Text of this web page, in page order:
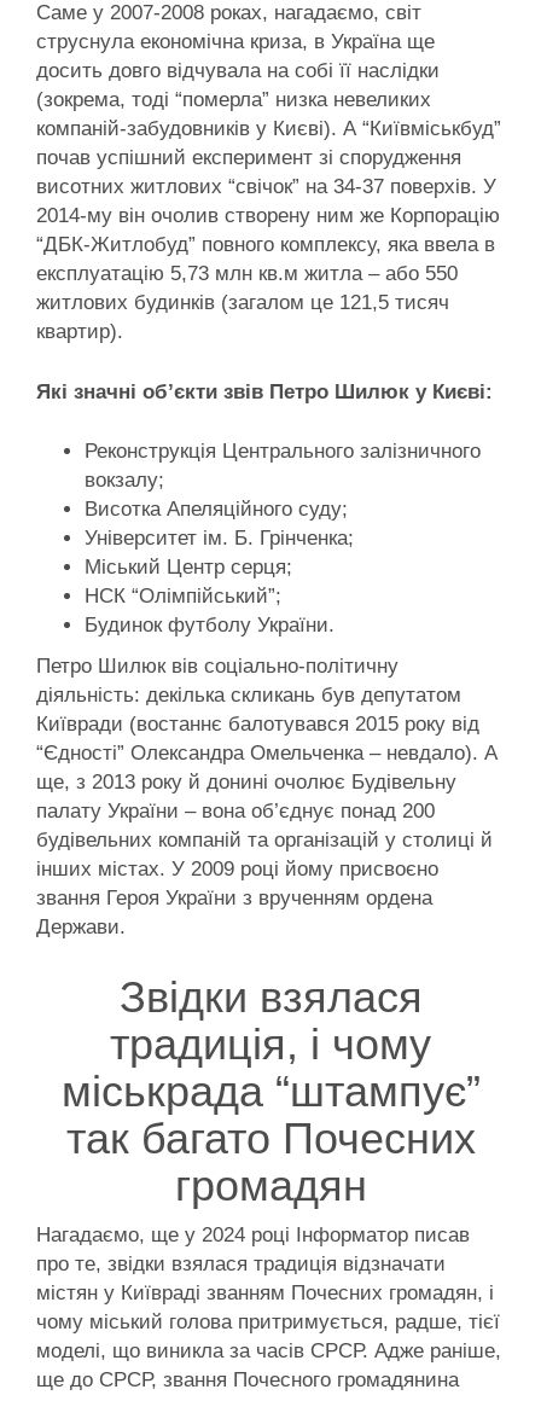
Саме у 2007-2008 роках, нагадаємо, світ
струснула економічна криза, в Україна ще
досить довго відчувала на собі її наслідки
(зокрема, тоді “померла” низка невеликих
компаній-забудовників у Києві). А “Київміськбуд”
почав успішний експеримент зі спорудження
висотних житлових “свічок” на 34-37 поверхів. У
2014-му він очолив створену ним же Корпорацію
“ДБК-Житлобуд” повного комплексу, яка ввела в
експлуатацію 5,73 млн кв.м житла – або 550
житлових будинків (загалом це 121,5 тисяч
квартир).
Які значні об’єкти звів Петро Шилюк у Києві:
Реконструкція Центрального залізничного
вокзалу;
Висотка Апеляційного суду;
Університет ім. Б. Грінченка;
Міський Центр серця;
НСК “Олімпійський”;
Будинок футболу України.
Петро Шилюк вів соціально-політичну
діяльність: декілька скликань був депутатом
Київради (востаннє балотувався 2015 року від
“Єдності” Олександра Омельченка – невдало). А
ще, з 2013 року й донині очолює Будівельну
палату України – вона об’єднує понад 200
будівельних компаній та організацій у столиці й
інших містах. У 2009 році йому присвоєно
звання Героя України з врученням ордена
Держави.
Звідки взялася
традиція, і чому
міськрада “штампує”
так багато Почесних
громадян
Нагадаємо, ще у 2024 році Інформатор писав
про те, звідки взялася традиція відзначати
містян у Київраді званням Почесних громадян, і
чому міський голова притримується, радше, тієї
моделі, що виникла за часів СРСР. Адже раніше,
ще до СРСР, звання Почесного громадянина